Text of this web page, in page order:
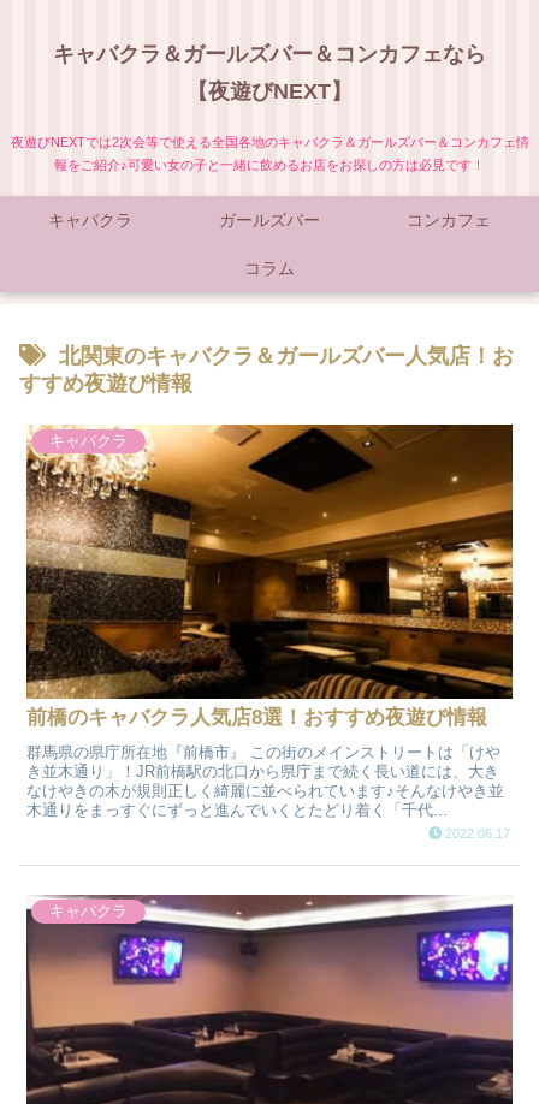
キャバクラ＆ガールズバー＆コンカフェなら
【夜遊びNEXT】
夜遊びNEXTでは2次会等で使える全国各地のキャバクラ＆ガールズバー＆コンカフェ情
報をご紹介♪可愛い女の子と一緒に飲めるお店をお探しの方は必見です！
キャバクラ ガールズバー コンカフェ
コラム
北関東のキャバクラ＆ガールズバー人気店！お
すすめ夜遊び情報
キャバクラ
前橋のキャバクラ人気店8選！おすすめ夜遊び情報
群馬県の県庁所在地『前橋市』 この街のメインストリートは「けや
き並木通り」！JR前橋駅の北口から県庁まで続く長い道には、大き
なけやきの木が規則正しく綺麗に並べられています♪そんなけやき並
木通りをまっすぐにずっと進んでいくとたどり着く「千代...
2022.06.17
キャバクラ